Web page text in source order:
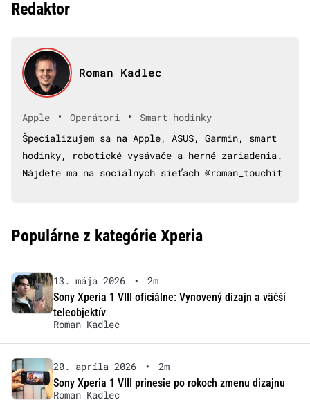
Redaktor
Roman Kadlec
Apple • Operátori •
Smart hodinky
Špecializujem sa na Apple, ASUS, Garmin, smart
hodinky, robotické vysávače a herné zariadenia.
Nájdete ma na sociálnych sieťach @roman_touchit
Populárne z kategórie Xperia
13. mája 2026 •
2m
Sony Xperia 1 VIII oficiálne: Vynovený dizajn a väčší
teleobjektív
Roman Kadlec
20. apríla 2026 •
2m
Sony Xperia 1 VIII prinesie po rokoch zmenu dizajnu
Roman Kadlec